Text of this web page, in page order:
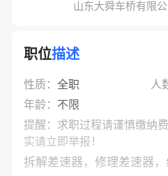
山东大舜车桥有限公
职位描述
性质： 全职 人
年龄： 不限
提醒：求职过程请谨慎缴纳
实请立即举报！
拆解差速器，修理差速器